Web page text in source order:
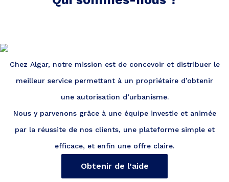
Chez Algar, notre mission est de concevoir et distribuer le
meilleur service permettant à un propriétaire d’obtenir
une autorisation d’urbanisme.
Nous y parvenons grâce à une équipe investie et animée
par la réussite de nos clients, une plateforme simple et
efficace, et enfin une offre claire.
Obtenir de l’aide